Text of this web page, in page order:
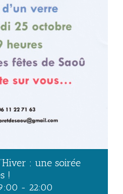
: une soirée
!
- 22:00